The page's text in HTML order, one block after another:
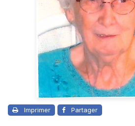
Imprimer Partager